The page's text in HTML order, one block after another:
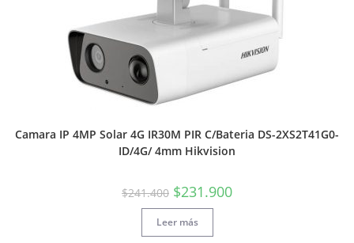
Camara IP 4MP Solar 4G IR30M PIR C/Bateria DS-2XS2T41G0-
ID/4G/ 4mm Hikvision
$241.400 $231.900
Leer más